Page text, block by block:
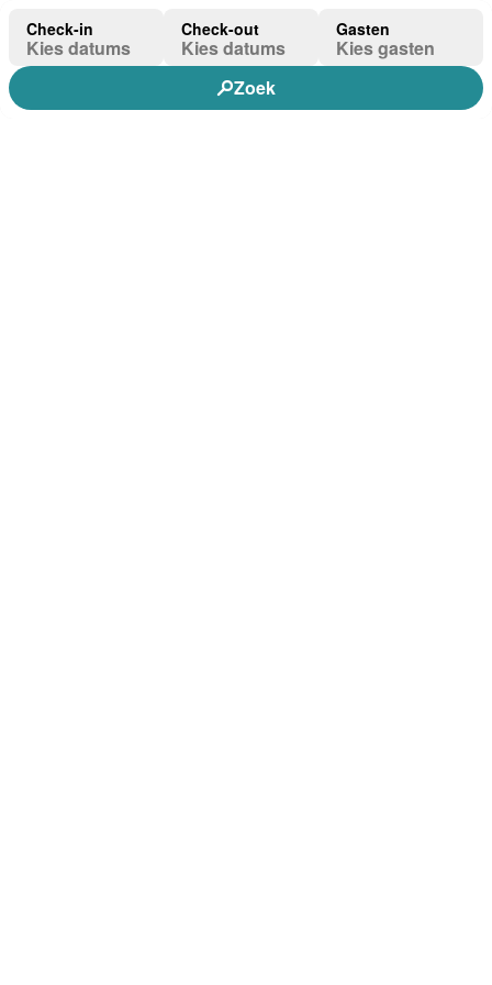
Check-in
Kies datums
Check-out
Kies datums
Gasten
Kies gasten
Zoek